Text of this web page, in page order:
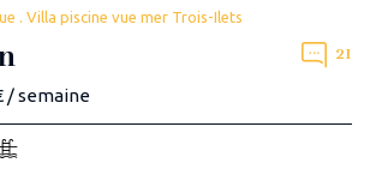
. Villa piscine vue mer Trois-Ilets
21
/ semaine